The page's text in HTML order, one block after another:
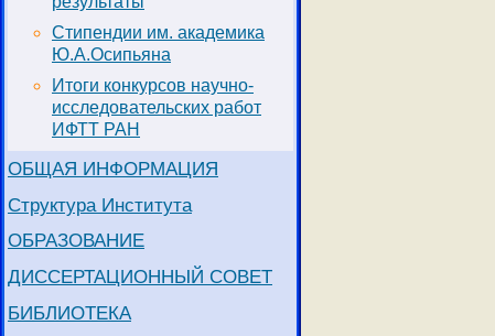
Стипендии им. академика
Ю.А.Осипьяна
Итоги конкурсов научно-
исследовательских работ
ИФТТ РАН
ОБЩАЯ ИНФОРМАЦИЯ
Структура Института
ОБРАЗОВАНИЕ
ДИССЕРТАЦИОННЫЙ СОВЕТ
БИБЛИОТЕКА